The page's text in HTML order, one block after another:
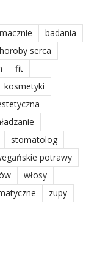
badania
serca
fit
kosmetyki
stomatolog
potrawy
włosy
zupy